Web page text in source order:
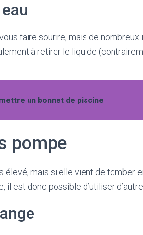
faire sourire, mais de nombreux
à retirer le liquide
un bonnet de piscine
pompe
élevé, mais si elle vient de tomber
il est donc possible d’utiliser